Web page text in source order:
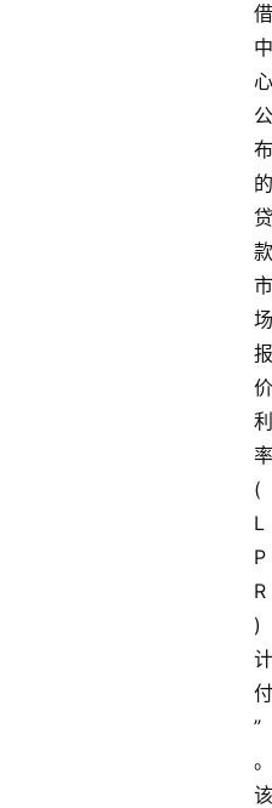
借
中
心
公
布
的
贷
款
市
场
报
价
利
率
(
L
P
R
)
计
付
”
。
该